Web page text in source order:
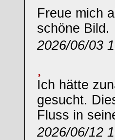
Freue mich
schöne Bild.
2026/06/03
Ich hätte
gesucht.
Fluss in
2026/06/12